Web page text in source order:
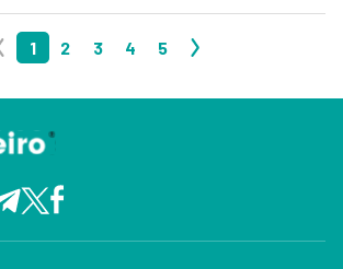
1 2 3 4 5